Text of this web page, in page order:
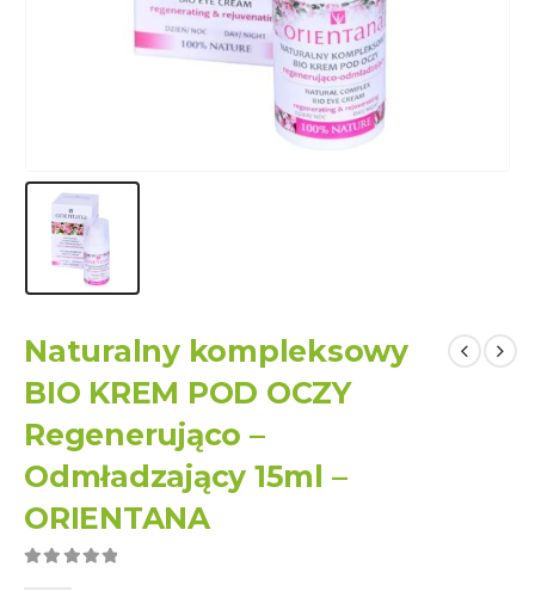
Naturalny kompleksowy
BIO KREM POD OCZY
Regenerująco –
Odmładzający 15ml –
ORIENTANA